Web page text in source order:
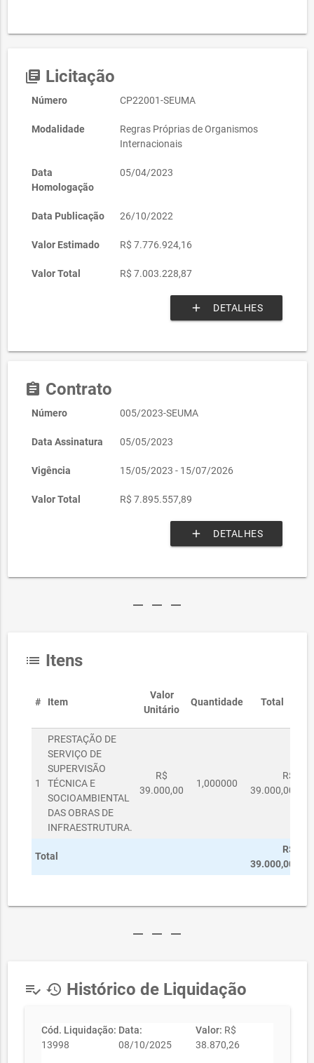
library_books Licitação
Número CP22001-SEUMA
Modalidade
Regras Próprias de Organismos
Internacionais
Data
Homologação
05/04/2023
Data Publicação 26/10/2022
Valor Estimado R$ 7.776.924,16
Valor Total R$ 7.003.228,87
add DETALHES
assignment Contrato
Número 005/2023-SEUMA
Data Assinatura 05/05/2023
Vigência 15/05/2023 - 15/07/2026
Valor Total R$ 7.895.557,89
add DETALHES
remove remove remove
list Itens
# Item
Valor
Unitário
Quantidade Total
1
PRESTAÇÃO DE
SERVIÇO DE
SUPERVISÃO
TÉCNICA E
SOCIOAMBIENTAL
DAS OBRAS DE
INFRAESTRUTURA.
R$
39.000,00
1,000000
R$
39.000,00
Total
R$
39.000,00
remove remove remove
playlist_add_check history Histórico de Liquidação
Cód. Liquidação:
13998
Data:
08/10/2025
Valor: R$
38.870,26